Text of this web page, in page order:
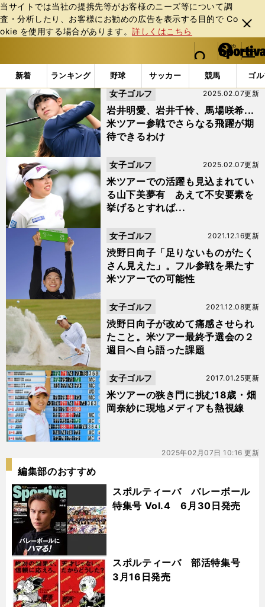
当サイトでは当社の提携先等がお客様のニーズ等について調
査・分析したり、お客様にお勧めの広告を表⽰する⽬的で Co
okie を使⽤する場合があります。詳しくはこちら
閉じ
る
web Sportiva (webスポルティーバ)
検索
マイペ
ー
ジ
メニュ
新着 ランキング 野球 サッカー 競馬 ゴ
b
ス
ポ
ル
テ
ィ
ー
バ
「#最終予選会」の最新ニュース・ 情報
岩井明愛、岩井千怜、馬場咲希...
米ツアー参戦でさらなる飛躍が期
待できるわけ
2025.02.07更新
女子ゴルフ
米ツアーでの活躍も見込まれてい
る山下美夢有 あえて不安要素を
挙げるとすれば...
2025.02.07更新
女子ゴルフ
渋野日向子「足りないものがたく
さん見えた」。フル参戦を果たす
米ツアーでの可能性
2021.12.16更新
女子ゴルフ
渋野日向子が改めて痛感させられ
たこと。米ツアー最終予選会の２
週目へ自ら語った課題
2021.12.08更新
女子ゴルフ
米ツアーの狭き門に挑む18歳・畑
岡奈紗に現地メディアも熱視線
2017.01.25更新
女子ゴルフ
2025年02月07日 10:16 更新
編集部のおすすめ
スポルティーバ バレーボール
特集号 Vol.4 6月30日発売
スポルティーバ 部活特集号
3月16日発売